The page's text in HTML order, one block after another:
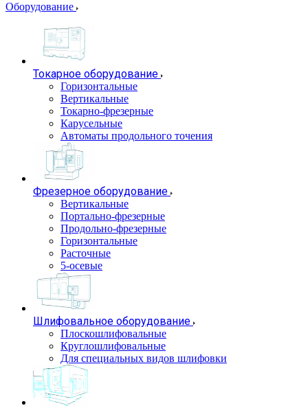
Оборудование
Токарное оборудование
Горизонтальные
Вертикальные
Токарно-фрезерные
Карусельные
Автоматы продольного точения
Фрезерное оборудование
Вертикальные
Портально-фрезерные
Продольно-фрезерные
Горизонтальные
Расточные
5-осевые
Шлифовальное оборудование
Плоскошлифовальные
Круглошлифовальные
Для специальных видов шлифовки